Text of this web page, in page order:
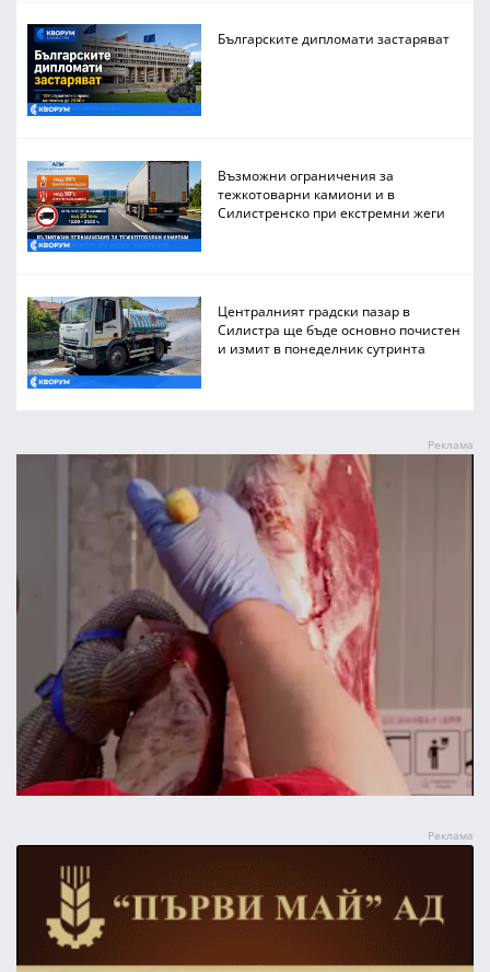
Българските дипломати застаряват
Възможни ограничения за
тежкотоварни камиони и в
Силистренско при екстремни жеги
Централният градски пазар в
Силистра ще бъде основно почистен
и измит в понеделник сутринта